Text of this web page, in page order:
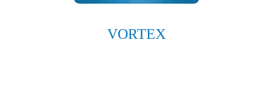
VORTEX